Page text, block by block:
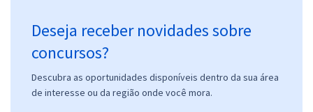
Deseja receber novidades sobre
concursos?
Descubra as oportunidades disponíveis dentro da sua área
de interesse ou da região onde você mora.